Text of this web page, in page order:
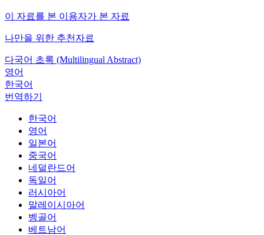
이 자료를 본 이용자가 본 자료
나만을 위한 추천자료
다국어 초록 (Multilingual Abstract)
영어
한국어
번역하기
한국어
영어
일본어
중국어
네덜란드어
독일어
러시아어
말레이시아어
벵골어
베트남어